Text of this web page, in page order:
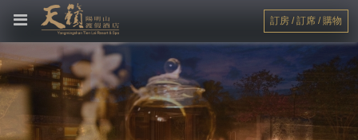
訂房 / 訂席 / 購物